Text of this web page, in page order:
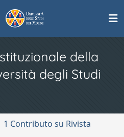
della
degli Studi
1 Contributo su Rivista